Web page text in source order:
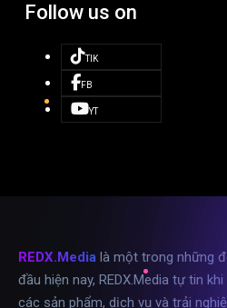
Follow us on
TIK
FB
YT
REDX.Media là một trong những
đầu hiện nay, REDX.Media tự tin
các sản phẩm, dịch vụ và trải